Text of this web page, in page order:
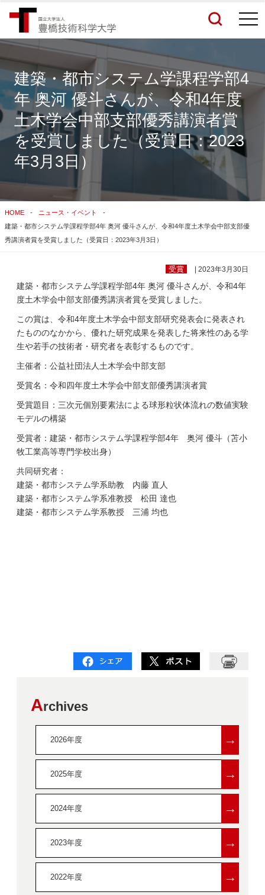
検索結果をもっと見る
関連サイトすべてを検索する
建築・都市システム学課程学部4
年 奥河 優斗さんが、令和4年度
土木学会中部支部優秀講演者賞
を受賞しました（受賞日：2023
年3月3日）
HOME
ニュース・イベント
建築・都市システム学課程学部4年 奥河 優斗さんが、令和4年度土木学会中部支部優
秀講演者賞を受賞しました（受賞日：2023年3月3日）
受賞 | 2023年3月30日
建築・都市システム学課程学部4年 奥河 優斗さんが、令和4年
度土木学会中部支部優秀講演者賞を受賞しました。
この賞は、令和4年度土木学会中部支部研究発表会に発表され
たもののなかから、優れた研究成果を発表した将来性のある学
生や若手の技術者・研究者を表彰するものです。
主催者：公益社団法人土木学会中部支部
受賞名：令和四年度土木学会中部支部優秀講演者賞
受賞題目：三次元個別要素法による球形粒状体流れの数値実験
モデルの構築
受賞者：建築・都市システム学課程学部4年 奥河 優斗（苫小
牧工業高等専門学校出身）
共同研究者：
建築・都市システム学系助教 内藤 直人
建築・都市システム学系准教授 松田 達也
建築・都市システム学系教授 三浦 均也
Archives
2026年度 →
2025年度 →
2024年度 →
2023年度 →
2022年度 →